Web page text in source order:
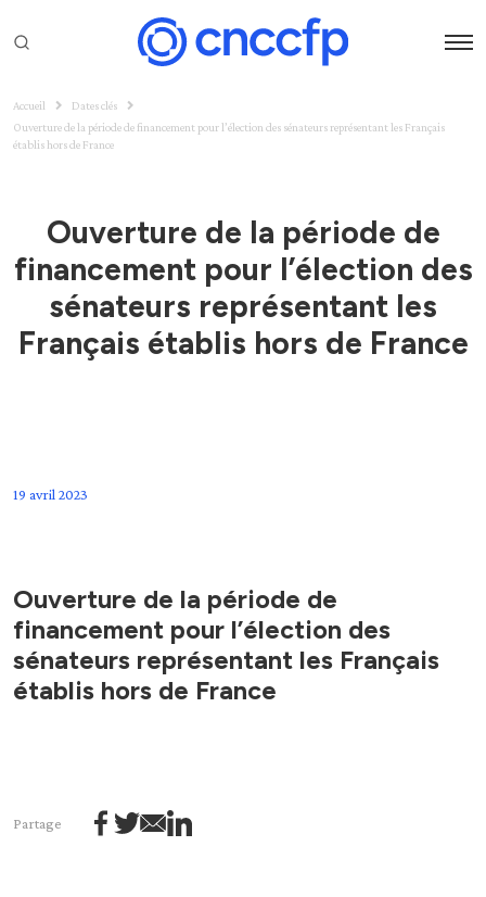
Accueil
Dates clés
Ouverture de la période de financement pour l’élection des sénateurs représentant les Français
établis hors de France
Ouverture de la période de
financement pour l’élection des
sénateurs représentant les
Français établis hors de France
19 avril 2023
Ouverture de la période de
financement pour l’élection des
sénateurs représentant les Français
établis hors de France
Partage